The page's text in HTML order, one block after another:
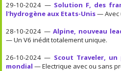
29-10-2024 — Solution F, des
l'hydrogène aux Etats-Unis— Avec
28-10-2024 — Alpine, nouveau
— Un V6 inédit totalement unique.
26-10-2024 — Scout Traveler,
mondial — Electrique avec ou sans